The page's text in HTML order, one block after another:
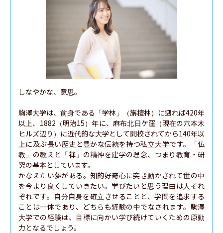
しなやかな、意思。
駒澤大学は、前身である「学林」（旃檀林）に遡れば420年
以上、1882（明治15）年に、麻布北日ケ窪（現在の六本木
ヒルズ辺り）に近代的な大学として開校されてから140年以
上に及ぶ長い歴史と豊かな伝統を持つ私立大学です。「仏
教」の教えと「禅」の精神を建学の理念、つまり教育・研
究の基本としています。
かなえたい夢がある。知的好奇心に突き動かされて世の中
を今より良くしていきたい。学びたいと思う理由は人それ
ぞれです。自分自身を確立させることと、学問を追求する
ことは一体であり、どちらも経験の中でなされます。駒澤
大学での経験は、目標に向かい学び続けていくための原動
力となるでしょう。